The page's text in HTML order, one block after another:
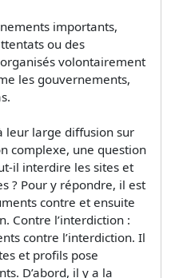
importants,
ou des
volontairement
les gouvernements,
leur large diffusion sur
complexe, une question
il interdire les sites et
? Pour y répondre, il est
contre et ensuite
Contre l’interdiction :
contre l’interdiction. Il
et profils pose
D’abord, il y a la